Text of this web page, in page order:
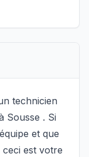
technicien
Sousse . Si
et que
est votre